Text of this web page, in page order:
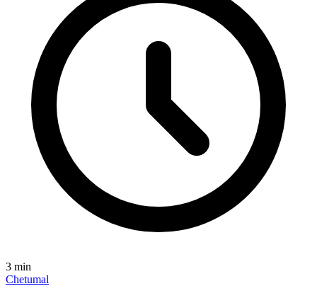
3 min
Chetumal